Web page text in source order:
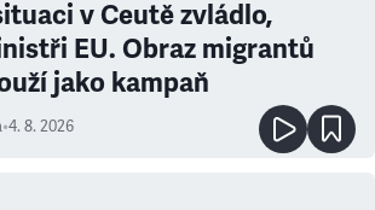
v Ceutě zvládlo,
EU. Obraz migrantů
jako kampaň
•4. 8. 2026